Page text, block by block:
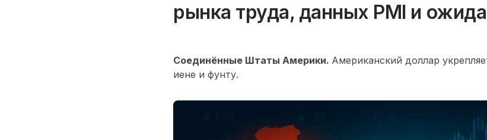
рынка труда, данных PMI и
Соединённые Штаты Америки. Американский доллар
иене и фунту.